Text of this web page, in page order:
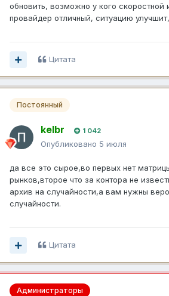
обновить, возможно у кого скоростной
провайдер отличный, ситуацию
Цитата
Постоянный
kelbr 1 042
Опубликовано 5 июля
да все это сырое,во первых нет
рынков,второе что за контора не
архив на случайности,а вам нужны
случайности.
Цитата
Администраторы